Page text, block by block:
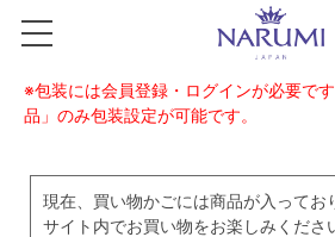
※包装には会員登録・ログインが必要で
品」のみ包装設定が可能です。
現在、買い物かごには商品が入ってお
サイト内でお買い物をお楽しみくださ